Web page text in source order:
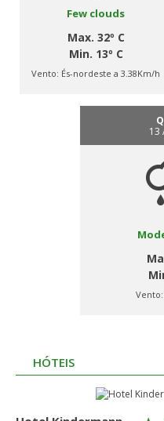
Few clouds
Max. 32º C
Min. 13º C
Vento: És-nordeste a 3.38Km/h
13
Vento:
HÓTEIS